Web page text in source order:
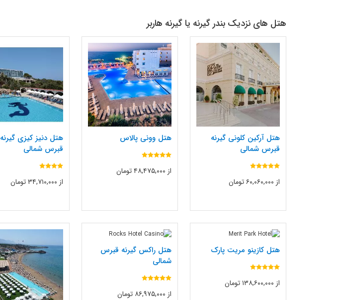
هتل های نزدیک بندر گیرنه یا گیرنه هاربر
هتل آرکین کلونی گیرنه
قبرس شمالی
از ۶۰,۰۶۰,۰۰۰ تومان
هتل وونی پالاس
از ۴۸,۴۷۵,۰۰۰ تومان
هتل دنیز کیزی گیرنه
قبرس شمالی
از ۳۴,۷۱۰,۰۰۰ تومان
هتل کازینو مریت پارک
از ۱۳۸,۶۰۰,۰۰۰ تومان
هتل راکس گیرنه قبرس
شمالی
از ۸۶,۹۷۵,۰۰۰ تومان